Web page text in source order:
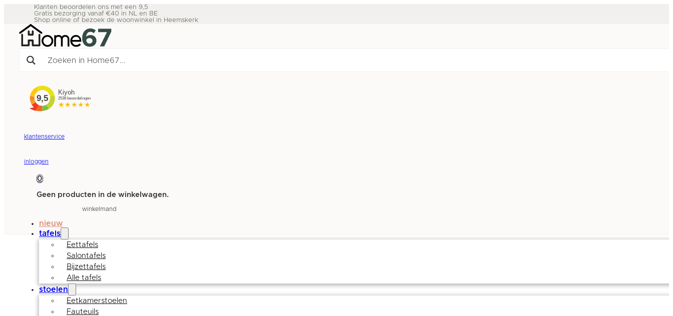
Klanten beoordelen ons met een 9,5
Gratis bezorging vanaf €40 in NL en BE
Shop online of bezoek de woonwinkel in Heemskerk
klantenservice
inloggen
0
Geen producten in de winkelwagen.
winkelmand
nieuw
tafels
Eettafels
Salontafels
Bijzettafels
Alle tafels
stoelen
Eetkamerstoelen
Fauteuils